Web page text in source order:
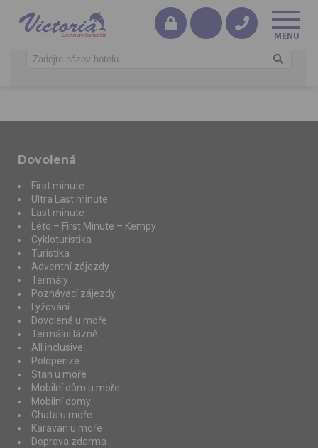
Dovolená
First minute
Ultra Last minute
Last minute
Léto – First Minute – Kempy
Cykloturistika
Turistika
Adventní zájezdy
Termály
Poznávací zájezdy
Lyžování
Dovolená u moře
Termální lázně
All inclusive
Polopenze
Stan u moře
Mobilní dům u moře
Mobilní domy
Chata u moře
Karavan u moře
Doprava zdarma